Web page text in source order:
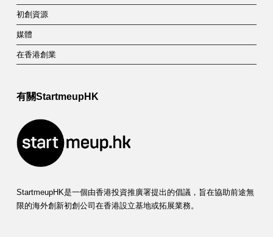
初創資源
媒體
在香港創業
有關StartmeupHK
StartmeupHK是一個由香港投資推廣署提出的倡議，旨在協助前途無
限的海外創新初創公司在香港設立基地或拓展業務。